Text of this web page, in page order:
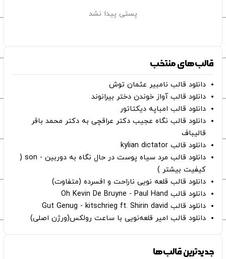
پستی پیدا نشد
قالب‌های منتخب
دانلود قالب نامبیر عثمان ‌توش
دانلود قالب آواز خوندن دختر بیرانوند
دانلود قالب امباپه دیکتاتور
دانلود قالب نگاه عجیب دکتر عراقچی به دکتر محمد باقر
قالیباف
دانلود قالب kylian dictator
دانلود قالب مرد سیاه پوست در حال نگاه به دوربین - son (
کیفیت بیشتر )
دانلود قالب قلعه نویی ناراحت و افسرده (متفاوت)
دانلود قالب Oh Kevin De Bruyne - Paul Hand
دانلود قالب Gut Genug - kitschrieg ft. Shirin david
دانلود قالب امیر قلعه‌نویی با ساعت رولکس(ورژن اصلی)
جدیدترین قالب‌ها